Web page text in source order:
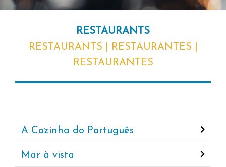
RESTAURANTS
RESTAURANTS | RESTAURANTES |
RESTAURANTES
A Cozinha do Português
Mar à vista